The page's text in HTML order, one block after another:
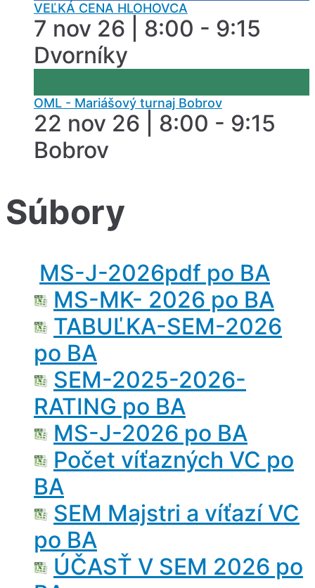
VEĽKÁ CENA HLOHOVCA
7 nov 26 | 8:00 - 9:15
Dvorníky
OML - Mariášový turnaj Bobrov
22 nov 26 | 8:00 - 9:15
Bobrov
Súbory
MS-J-2026pdf po BA
MS-MK- 2026 po BA
TABUĽKA-SEM-2026
po BA
SEM-2025-2026-
RATING po BA
MS-J-2026 po BA
Počet víťazných VC po
BA
SEM Majstri a víťazí VC
po BA
ÚČASŤ V SEM 2026 po